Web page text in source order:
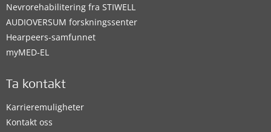
Nevrorehabilitering fra STIWELL
AUDIOVERSUM forskningssenter
Hearpeers-samfunnet
myMED‑EL
Ta kontakt
Karrieremuligheter
Kontakt oss